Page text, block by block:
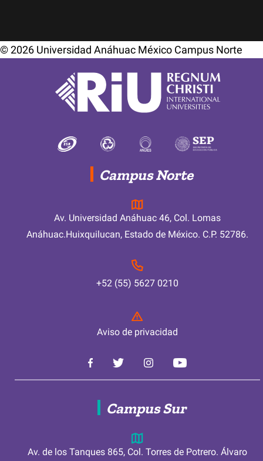
© 2026 Universidad Anáhuac México Campus Norte
Campus Norte
Av. Universidad Anáhuac 46, Col. Lomas
Anáhuac.Huixquilucan, Estado de México. C.P. 52786.
+52 (55) 5627 0210
Aviso de privacidad
Campus Sur
Av. de los Tanques 865, Col. Torres de Potrero. Álvaro